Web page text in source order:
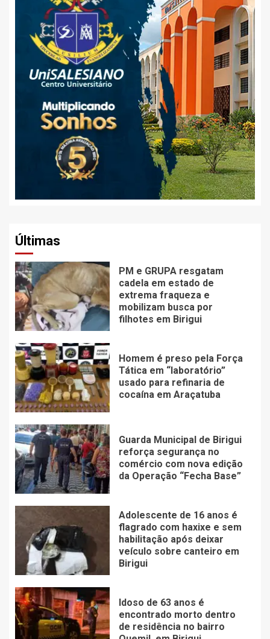
Últimas
PM e GRUPA resgatam
cadela em estado de
extrema fraqueza e
mobilizam busca por
filhotes em Birigui
Homem é preso pela Força
Tática em “laboratório”
usado para refinaria de
cocaína em Araçatuba
Guarda Municipal de Birigui
reforça segurança no
comércio com nova edição
da Operação “Fecha Base”
Adolescente de 16 anos é
flagrado com haxixe e sem
habilitação após deixar
veículo sobre canteiro em
Birigui
Idoso de 63 anos é
encontrado morto dentro
de residência no bairro